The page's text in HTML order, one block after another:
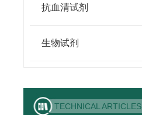
抗血清试剂
生物试剂
TECHNICAL ARTICLES